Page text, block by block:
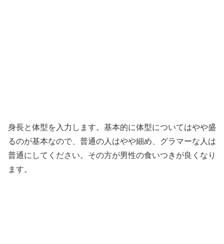
身長と体型を入力します。基本的に体型についてはやや盛
るのが基本なので、普通の人はやや細め、グラマーな人は
普通にしてください。その方が男性の食いつきが良くなり
ます。